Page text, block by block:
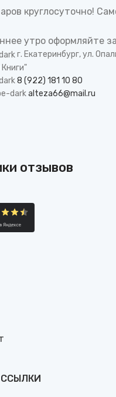
круглосуточно!
утро оформляйте
г. Екатеринбург, ул.
8 (922) 181 10 80
alteza66@mail.ru
отзывов